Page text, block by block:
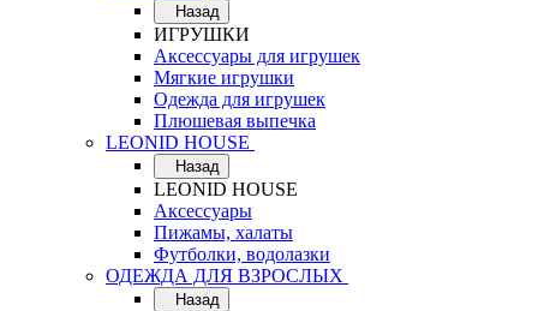
Назад
ИГРУШКИ
Аксессуары для игрушек
Мягкие игрушки
Одежда для игрушек
Плюшевая выпечка
LEONID HOUSE
Назад
LEONID HOUSE
Аксессуары
Пижамы, халаты
Футболки, водолазки
ОДЕЖДА ДЛЯ ВЗРОСЛЫХ
Назад